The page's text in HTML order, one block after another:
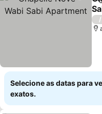
/
Selecione as datas para
exatos.